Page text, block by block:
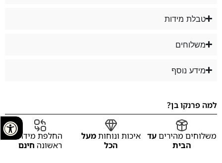
טבלת מידות
משלוחים
מידע נוסף
למה פרנקו בן?
משלוחים מהיריםעד
הבית
איכות ונוחותמעל
הכל
החלפת מידה
ראשונה חינם